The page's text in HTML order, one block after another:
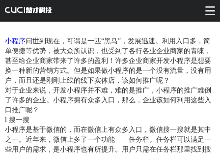
小程序问世到现在，可谓是一匹“黑马”，发展迅速。利用入口多，简
单便捷等优势，被大众所认识，也受到了各行各业企业商家的青睐，
甚至给企业商家带来了许多的盈利！许多企业商家开发小程序是想要
换一种新的营销方式。但是如果做小程序的是一个没有流量，没有用
户，而且还是刚刚上线的线下实体店，该如何推广呢？
对于企业来说，开发小程序并不难，难的是推广，小程序的推广难倒
了许多的企业。小程序拥有众多入口，那么，企业该如何利用这些入
口推广呢？
l 搜一搜
小程序是基于微信的，而在微信上有众多入口，微信搜一搜就是其中
之一。近年来，微信上多了一个功能——任务栏。任务栏可以满足一
些用户的需求，是小程序也有所提升。用户只需在任务栏那里找到搜